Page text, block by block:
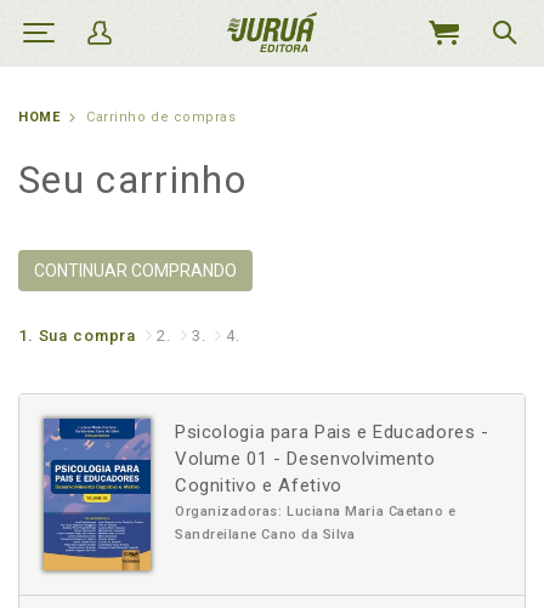
MEU
HOME Carrinho de compras
Seu carrinho
CONTINUAR COMPRANDO
1. Sua compra 2. 3. 4.
Psicologia para Pais e Educadores -
Volume 01 - Desenvolvimento
Cognitivo e Afetivo
Organizadoras: Luciana Maria Caetano e
Sandreilane Cano da Silva